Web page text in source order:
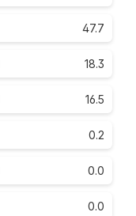
47.7
18.3
16.5
0.2
0.0
0.0